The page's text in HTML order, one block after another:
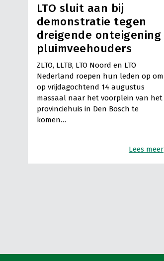
LTO sluit aan bij
demonstratie tegen
dreigende onteigening
pluimveehouders
ZLTO, LLTB, LTO Noord en LTO
Nederland roepen hun leden op om
op vrijdagochtend 14 augustus
massaal naar het voorplein van het
provinciehuis in Den Bosch te
komen…
Lees meer